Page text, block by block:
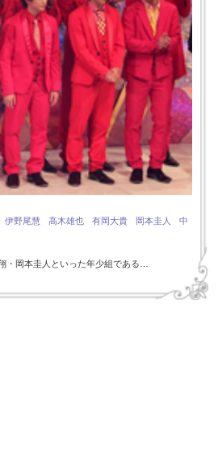
伊野尾慧 高木雄也 有岡大貴 岡本圭人
中
・岡本圭人といった年少組である…